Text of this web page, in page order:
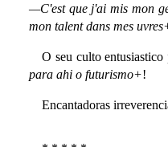
—C'est que j'ai mis mon
mon talent dans mes
O seu culto entusiastico
para ahi o futurismo+!
Encantadoras